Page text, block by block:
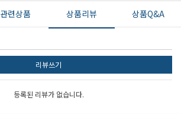
관련상품 상품리뷰 상품Q&A
리뷰쓰기
등록된 리뷰가 없습니다.